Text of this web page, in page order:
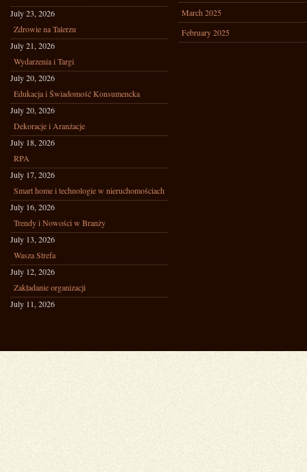
July 23, 2026
Zdrowie na Talerzu
July 21, 2026
Wydarzenia i Targi
July 20, 2026
Edukacja i Świadomość Konsumencka
July 20, 2026
Dekoracje i Aranżacje
July 18, 2026
RPA
July 17, 2026
Smart home i technologie w nieruchomościach
July 16, 2026
Trendy i Nowości w Branży
July 13, 2026
Wasza Strefa
July 12, 2026
Zakładanie organizacji
July 11, 2026
March 2025
February 2025